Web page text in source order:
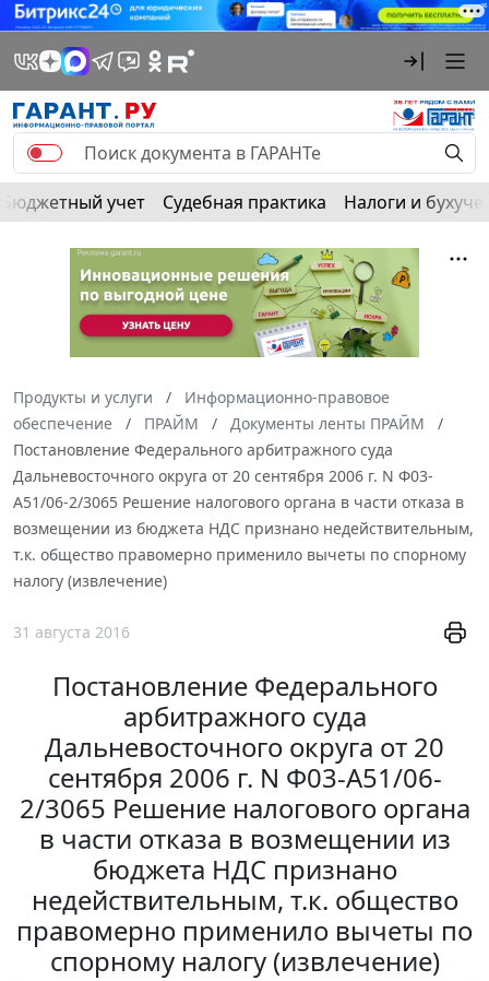
Бюджетный учет Судебная практика Налоги и
Продукты и услуги
Информационно-правовое
обеспечение
ПРАЙМ
Документы ленты ПРАЙМ
Постановление Федерального арбитражного суда
Дальневосточного округа от 20 сентября 2006 г. N Ф03-
А51/06-2/3065 Решение налогового органа в части отказа в
возмещении из бюджета НДС признано недействительным,
т.к. общество правомерно применило вычеты по спорному
налогу (извлечение)
31 августа 2016
Постановление Федерального
арбитражного суда
Дальневосточного округа от 20
сентября 2006 г. N Ф03-А51/06-
2/3065 Решение налогового органа
в части отказа в возмещении из
бюджета НДС признано
недействительным, т.к. общество
правомерно применило вычеты по
спорному налогу (извлечение)